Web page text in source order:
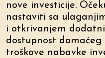
nove investicije.
nastaviti sa
i otkrivanjem
dostupnost
troškove nabavke